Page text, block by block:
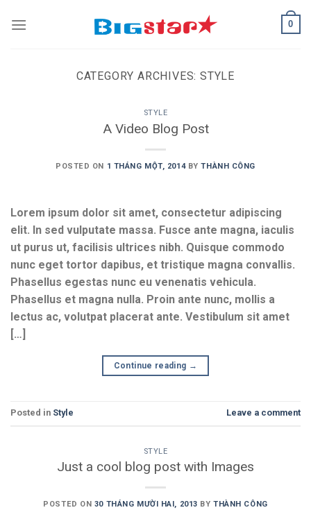
0
CATEGORY ARCHIVES:STYLE
STYLE
A Video Blog Post
POSTED ON 1 THÁNG MỘT, 2014BYTHÀNH CÔNG
Lorem ipsum dolor sit amet, consectetur adipiscing
elit. In sed vulputate massa. Fusce ante magna, iaculis
ut purus ut, facilisis ultrices nibh. Quisque commodo
nunc eget tortor dapibus, et tristique magna convallis.
Phasellus egestas nunc eu venenatis vehicula.
Phasellus et magna nulla. Proin ante nunc, mollis a
lectus ac, volutpat placerat ante. Vestibulum sit amet
[…]
Continue reading →
Posted in Style Leave a comment
STYLE
Just a cool blog post with Images
POSTED ON 30 THÁNG MƯỜI HAI, 2013 BYTHÀNH CÔNG